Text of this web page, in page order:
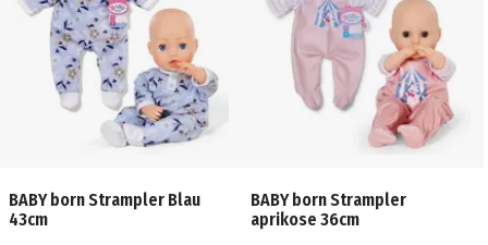
BABY born Strampler Blau
43cm
BABY born Strampler
aprikose 36cm